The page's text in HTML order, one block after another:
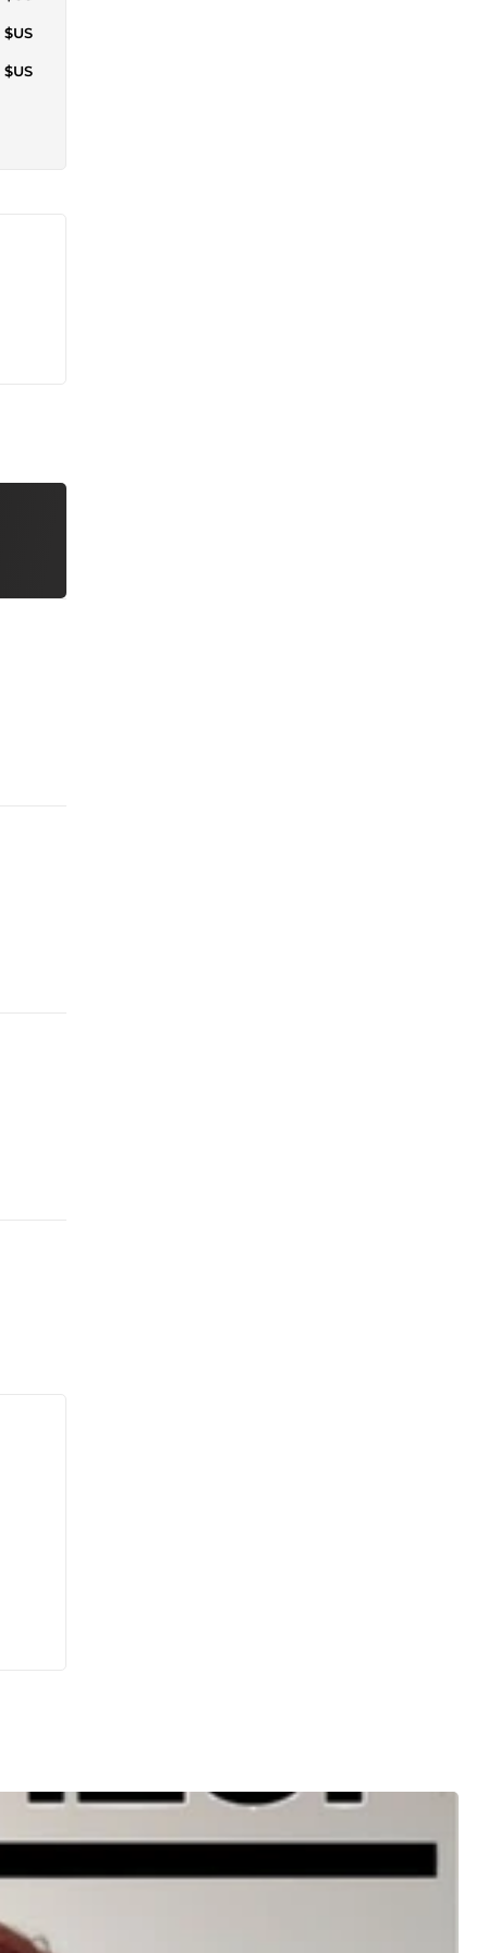
$US